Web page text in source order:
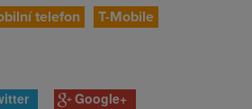
telefon T-Mobile
Google+